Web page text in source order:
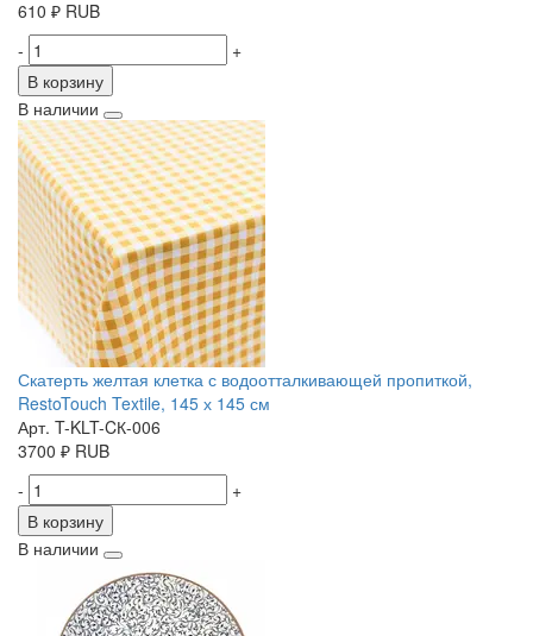
610 ₽ RUB
-
+
В корзину
В наличии
Скатерть желтая клетка с водоотталкивающей пропиткой,
RestoTouch Textile, 145 х 145 см
Арт. T-KLT-CК-006
3700 ₽ RUB
-
+
В корзину
В наличии